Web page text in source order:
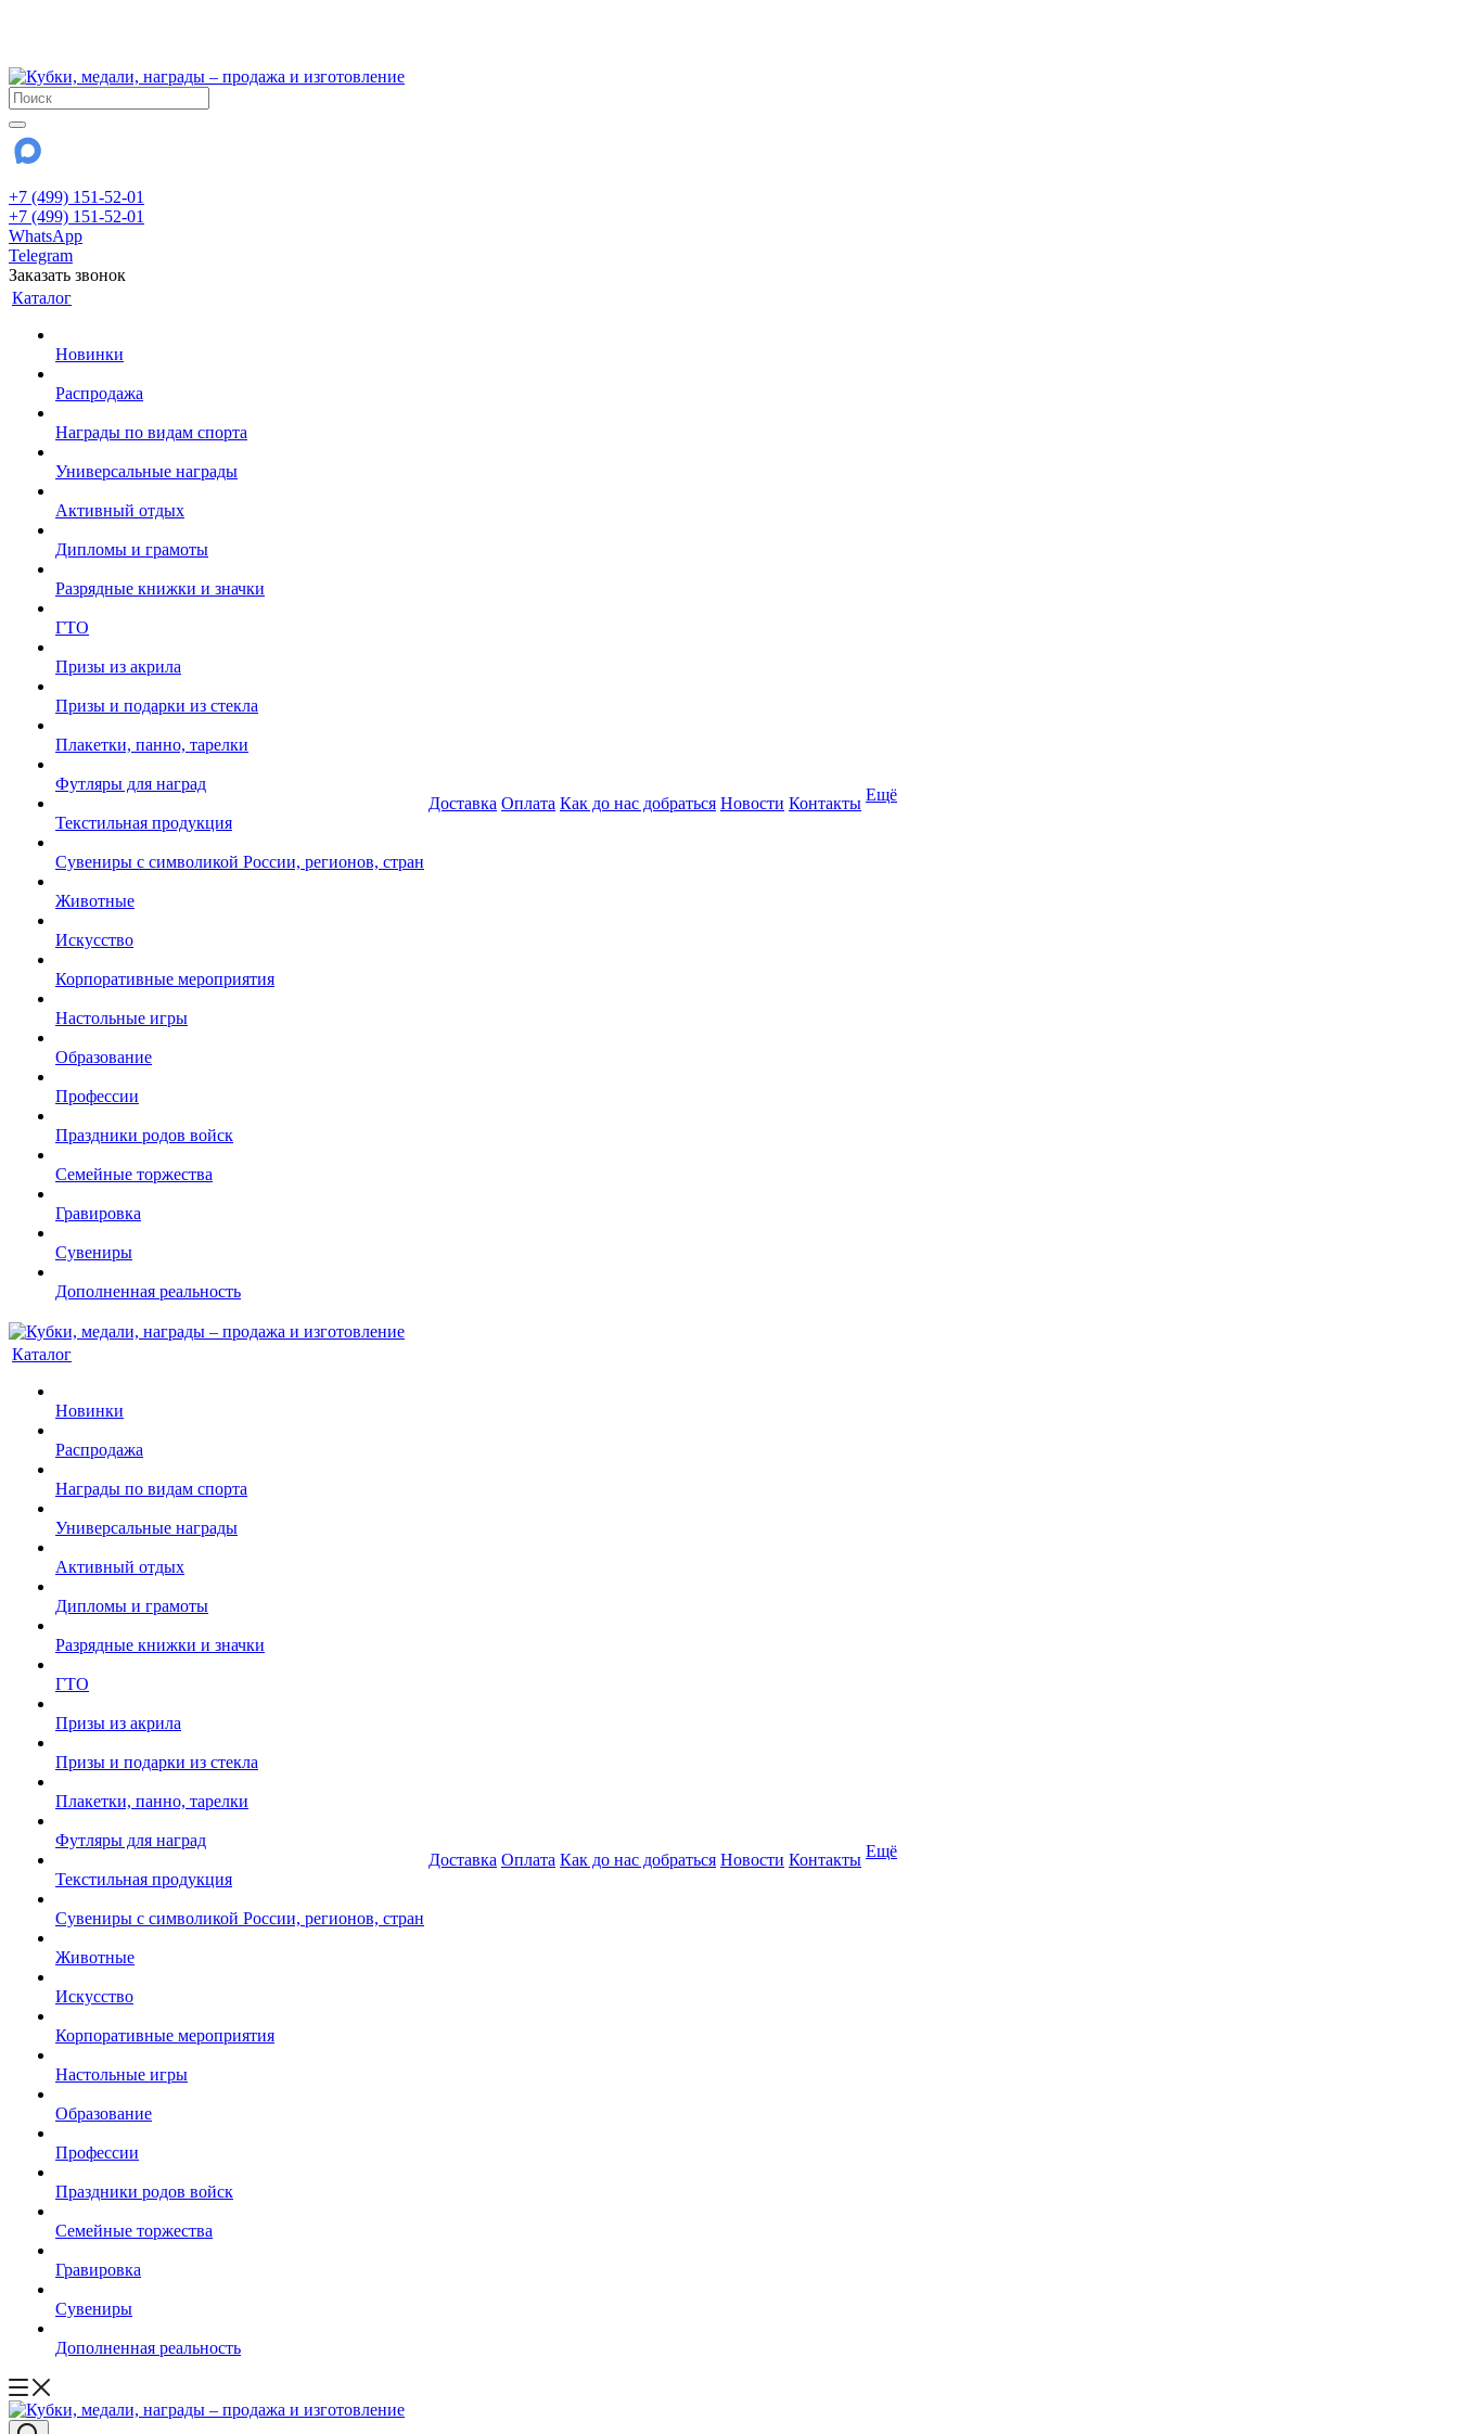
+7 (499) 151-52-01
+7 (499) 151-52-01
WhatsApp
Telegram
Заказать звонок
Каталог
Новинки
Распродажа
Награды по видам спорта
Универсальные награды
Активный отдых
Дипломы и грамоты
Разрядные книжки и значки
ГТО
Призы из акрила
Призы и подарки из стекла
Плакетки, панно, тарелки
Футляры для наград
Текстильная продукция
Сувениры с символикой России, регионов, стран
Животные
Искусство
Корпоративные мероприятия
Настольные игры
Образование
Профессии
Праздники родов войск
Семейные торжества
Гравировка
Сувениры
Дополненная реальность
Доставка Оплата Как до нас добраться Новости Контакты Ещё
Каталог
Новинки
Распродажа
Награды по видам спорта
Универсальные награды
Активный отдых
Дипломы и грамоты
Разрядные книжки и значки
ГТО
Призы из акрила
Призы и подарки из стекла
Плакетки, панно, тарелки
Футляры для наград
Текстильная продукция
Сувениры с символикой России, регионов, стран
Животные
Искусство
Корпоративные мероприятия
Настольные игры
Образование
Профессии
Праздники родов войск
Семейные торжества
Гравировка
Сувениры
Дополненная реальность
Доставка Оплата Как до нас добраться Новости Контакты Ещё